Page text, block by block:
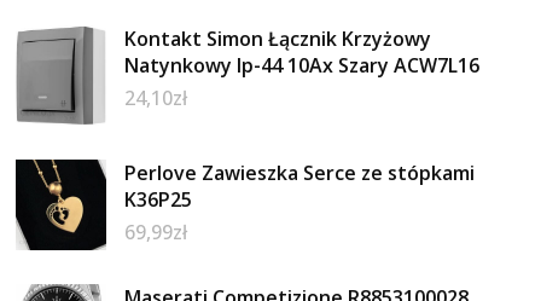
Kontakt Simon Łącznik Krzyżowy
Natynkowy Ip-44 10Ax Szary ACW7L16
24,10zł
Perlove Zawieszka Serce ze stópkami
K36P25
69,99zł